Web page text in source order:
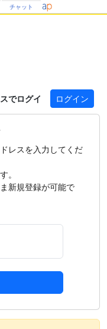
チャット
でログイン ログイン
レスを入力してくだ
。
新規登録が可能で